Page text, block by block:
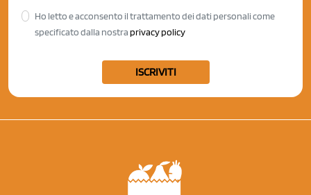
Ho letto e acconsento il trattamento dei dati personali come
specificato dalla nostra privacy policy
ISCRIVITI